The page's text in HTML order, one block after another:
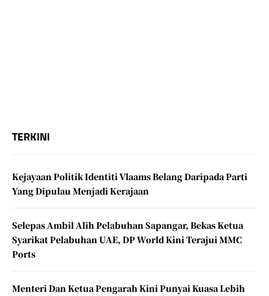
TERKINI
Kejayaan Politik Identiti Vlaams Belang Daripada Parti
Yang Dipulau Menjadi Kerajaan
Selepas Ambil Alih Pelabuhan Sapangar, Bekas Ketua
Syarikat Pelabuhan UAE, DP World Kini Terajui MMC
Ports
Menteri Dan Ketua Pengarah Kini Punyai Kuasa Lebih